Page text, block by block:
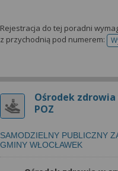
Rejestracja do tej poradni
z przychodnią pod numerem:
Ośrodek
POZ
SAMODZIELNY PUBLICZNY
GMINY WŁOCŁAWEK